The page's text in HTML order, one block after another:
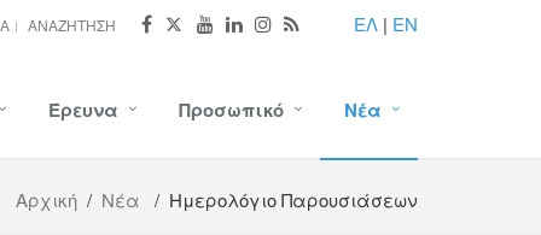
ΕΛ | EN
ΑΝΑΖΉΤΗΣΗ
Έρευνα Προσωπικό Νέα
Αρχική / Νέα / Ημερολόγιο Παρουσιάσεων